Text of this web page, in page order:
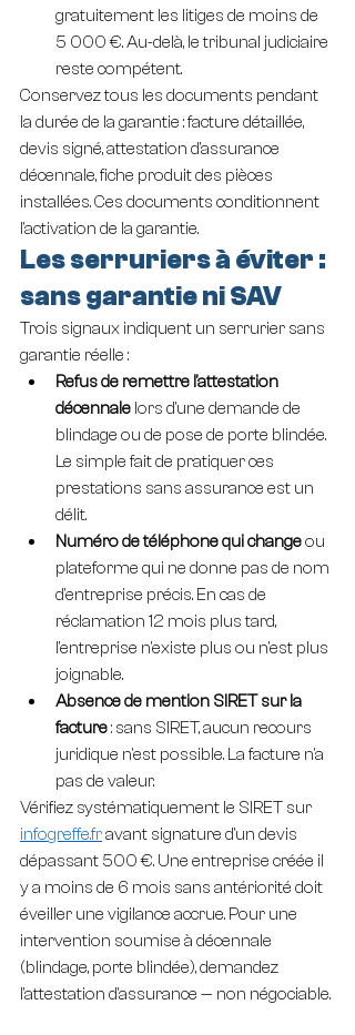
gratuitement les litiges de moins de
5 000 €. Au-delà, le tribunal judiciaire
reste compétent.
Conservez tous les documents pendant
la durée de la garantie : facture détaillée,
devis signé, attestation d'assurance
décennale, fiche produit des pièces
installées. Ces documents conditionnent
l'activation de la garantie.
Les serruriers à éviter :
sans garantie ni SAV
Trois signaux indiquent un serrurier sans
garantie réelle :
Refus de remettre l'attestation
décennale lors d'une demande de
blindage ou de pose de porte blindée.
Le simple fait de pratiquer ces
prestations sans assurance est un
délit.
Numéro de téléphone qui change ou
plateforme qui ne donne pas de nom
d'entreprise précis. En cas de
réclamation 12 mois plus tard,
l'entreprise n'existe plus ou n'est plus
joignable.
Absence de mention SIRET sur la
facture : sans SIRET, aucun recours
juridique n'est possible. La facture n'a
pas de valeur.
Vérifiez systématiquement le SIRET sur
infogreffe.fr avant signature d'un devis
dépassant 500 €. Une entreprise créée il
y a moins de 6 mois sans antériorité doit
éveiller une vigilance accrue. Pour une
intervention soumise à décennale
(blindage, porte blindée), demandez
l'attestation d'assurance — non négociable.